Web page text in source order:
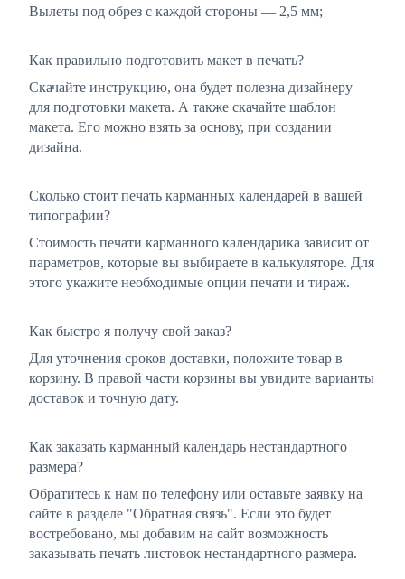
Вылеты под обрез с каждой стороны — 2,5 мм;
Как правильно подготовить макет в печать?
Скачайте инструкцию, она будет полезна дизайнеру
для подготовки макета. А также скачайте шаблон
макета. Его можно взять за основу, при создании
дизайна.
Сколько стоит печать карманных календарей в вашей
типографии?
Стоимость печати карманного календарика зависит от
параметров, которые вы выбираете в калькуляторе. Для
этого укажите необходимые опции печати и тираж.
Как быстро я получу свой заказ?
Для уточнения сроков доставки, положите товар в
корзину. В правой части корзины вы увидите варианты
доставок и точную дату.
Как заказать карманный календарь нестандартного
размера?
Обратитесь к нам по телефону или оставьте заявку на
сайте в разделе "Обратная связь". Если это будет
востребовано, мы добавим на сайт возможность
заказывать печать листовок нестандартного размера.